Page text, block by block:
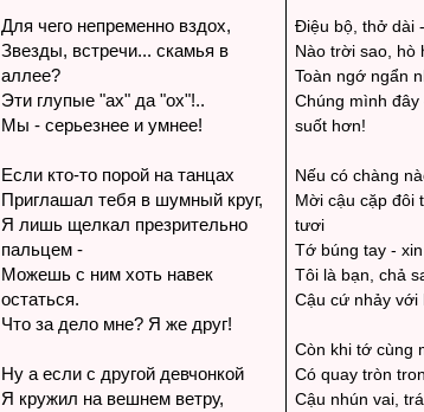
Для чего непременно вздох,
Звезды, встречи... скамья в
аллее?
Эти глупые "ах" да "ох"!..
Мы - серьезнее и умнее!
Если кто-то порой на танцах
Приглашал тебя в шумный круг,
Я лишь щелкал презрительно
пальцем -
Можешь с ним хоть навек
остаться.
Что за дело мне? Я же друг!
Ну а если с другой девчонкой
Я кружил на вешнем ветру,
Điệu bộ, thở dài
Nào trời sao, hò
Toàn ngớ ngẩn
Chúng mình đây
suốt hơn!
Nếu có chàng
Mời cậu cặp đôi
tươi
Tớ búng tay -
Tôi là bạn, chả
Cậu cứ nhảy với
Còn khi tớ cùng
Có quay tròn
Cậu nhún vai,